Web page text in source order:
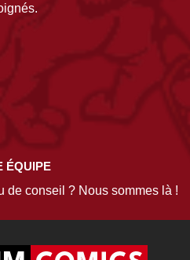
ÉQUIPE
de conseil ? Nous sommes là !